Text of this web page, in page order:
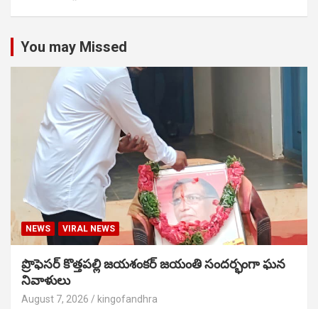
You may Missed
NEWS VIRAL NEWS
ప్రొఫెసర్ కొత్తపల్లి జయశంకర్ జయంతి సందర్భంగా ఘన
నివాళులు
August 7, 2026 kingofandhra